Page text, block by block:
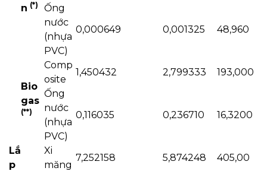
Lắ
p
n (*)
Ống
nước
(nhựa
PVC)
0,000649 0,001325 48,960
Bio
gas
(**)
Comp
osite
1,450432 2,799333
193,000
Ống
nước
(nhựa
PVC)
0,116035 0,236710 16,3200
Xi
măng
7,252158 5,874248
405,00